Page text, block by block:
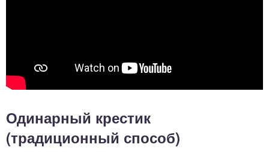
Одинарный крестик
(традиционный способ)